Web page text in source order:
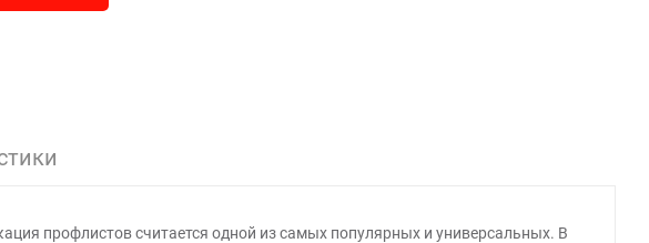
профлистов считается одной из самых популярных и универсальных. В